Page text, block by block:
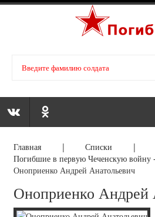
Главная |Списки
Погибшие в первую Чеченскую войну
Оноприенко Андрей Анатольевич
Оноприенко Андрей